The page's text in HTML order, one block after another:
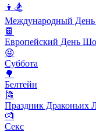
👦🏂
Международный День
🍫
Европейский День
😝
Суббота
🌳
Белтейн
🎏
Праздник Драконьих
💏
Секс